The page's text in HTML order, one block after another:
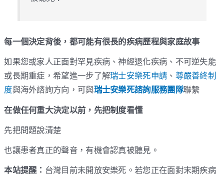
每一個決定背後，都可能有很長的疾病歷程與家庭故事
如果您或家人正面對罕見疾病、神經退化疾病、不可逆失能
或長期重症，希望進一步了解瑞士安樂死申請 、 尊嚴善終制
度與海外諮詢方向，可與瑞士安樂死諮詢服務團隊聯繫
在做任何重大決定以前，先把制度看懂
先把問題說清楚
也讓患者真正的聲音，有機會認真被聽見。
本站提醒： 台灣目前未開放安樂死。若您正在面對末期疾病